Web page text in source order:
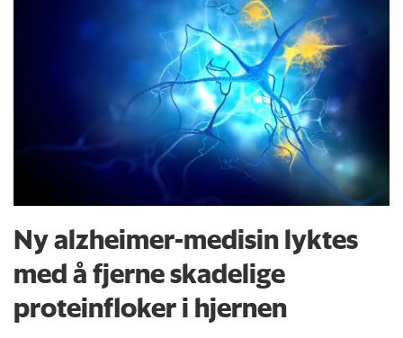
Ny alzheimer-medisin lyktes
med å fjerne skadelige
proteinfloker i hjernen